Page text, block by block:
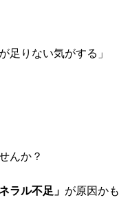
足りない気がする」
んか？
ラル不足」 が原因かも